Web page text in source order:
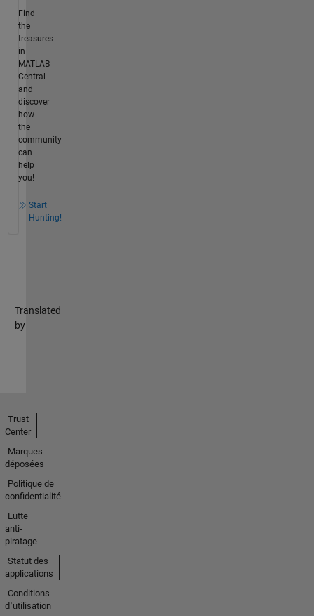
Find
the
treasures
in
MATLAB
Central
and
discover
how
the
community
can
help
you!
Start
Hunting!
Translated
by
Trust
Center
Marques
déposées
Politique de
confidentialité
Lutte
anti-
piratage
Statut des
applications
Conditions
d՚utilisation